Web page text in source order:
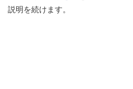
説明を続けます。